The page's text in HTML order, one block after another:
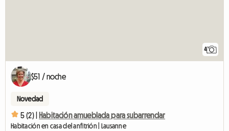
4
$51 / noche
Novedad
5 (2) | Habitación amueblada para subarrendar
Habitación en casa del anfitrión | Lausanne